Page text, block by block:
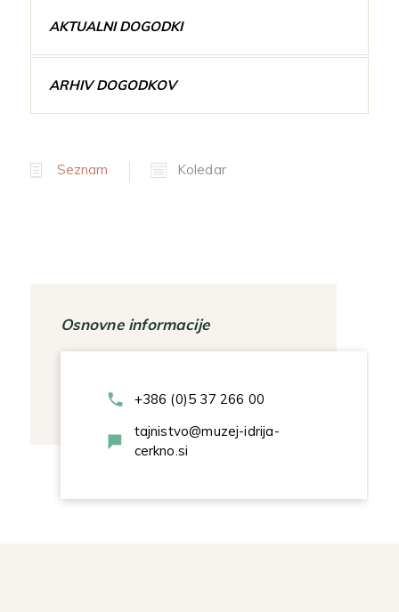
AKTUALNI DOGODKI
ARHIV DOGODKOV
Seznam Koledar
Osnovne informacije
+386 (0)5 37 266 00
tajnistvo@muzej-idrija-
cerkno.si